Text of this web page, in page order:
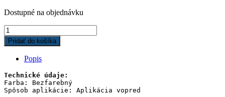
Dostupné na objednávku
Loctite
SF
770
-
primer
quantity
Pridať do košíka
Popis
Farba: Bezfarebný
Spôsob aplikácie: Aplikácia vopred